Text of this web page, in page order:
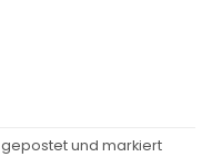
gepostet und markiert